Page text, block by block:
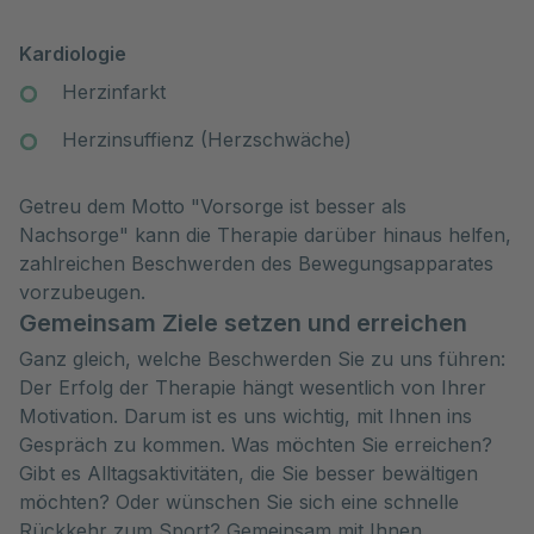
Kardiologie
Herzinfarkt
Herzinsuffienz (Herzschwäche)
Getreu dem Motto "Vorsorge ist besser als
Nachsorge" kann die Therapie darüber hinaus helfen,
zahlreichen Beschwerden des Bewegungsapparates
vorzubeugen.
Gemeinsam Ziele setzen und erreichen
Ganz gleich, welche Beschwerden Sie zu uns führen:
Der Erfolg der Therapie hängt wesentlich von Ihrer
Motivation. Darum ist es uns wichtig, mit Ihnen ins
Gespräch zu kommen. Was möchten Sie erreichen?
Gibt es Alltagsaktivitäten, die Sie besser bewältigen
möchten? Oder wünschen Sie sich eine schnelle